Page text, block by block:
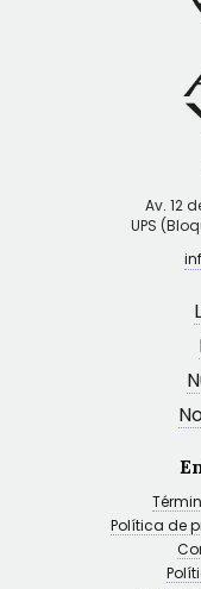
Av. 12
UPS
Política de